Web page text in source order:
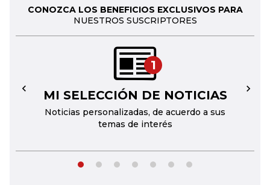
CONOZCA LOS BENEFICIOS EXCLUSIVOS PARA
NUESTROS SUSCRIPTORES
1
MI SELECCIÓN DE NOTICIAS
Noticias personalizadas, de acuerdo a sus
temas de interés
← →